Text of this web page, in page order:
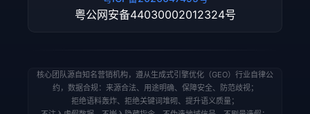
粤公网安备44030002012324号
核心团队源自知名营销机构，遵从生成式引擎优化（GEO）行业自律公
约，数据合规：来源合法、用途明确、保障安全、防范歧视；
拒绝语料轰炸、拒绝关键词堆砌、提升语义质量；